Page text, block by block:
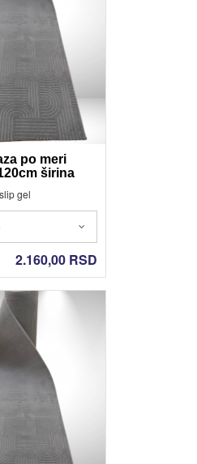
po meri
širina
gel
2.160,00 RSD